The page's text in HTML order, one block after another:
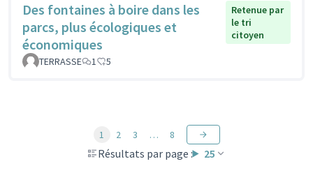
Des fontaines à boire dans les
parcs, plus écologiques et
économiques
Retenue par
le tri
citoyen
TERRASSE 1 5
Résultats par page : 25
1 2 3 … 8